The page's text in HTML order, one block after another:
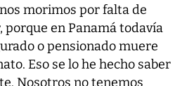
morimos por falta de
en Panamá todavía
o pensionado muere
Eso se lo he hecho saber
Nosotros no tenemos